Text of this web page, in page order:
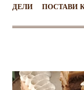
Za koru, umutiti
Posebno izmešati
isti način ispeći još
ДЕЛИ ПОСТАВИ